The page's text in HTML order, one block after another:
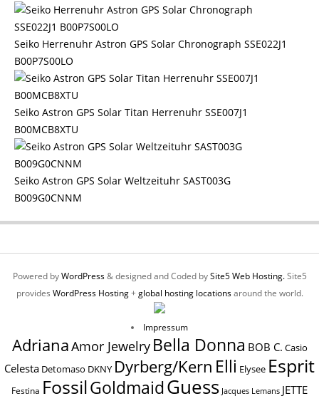
Seiko Herrenuhr Astron GPS Solar Chronograph SSE022J1
B00P7S00LO
Seiko Astron GPS Solar Titan Herrenuhr SSE007J1
B00MCB8XTU
Seiko Astron GPS Solar Weltzeituhr SAST003G
B009G0CNNM
Powered byWordPress& designed and Coded bySite5 Web Hosting.Site5
provides WordPress Hosting+global hosting locationsaround the world.
Impressum
AdrianaAmor Jewelry Bella Donna BOB C. Casio
Celesta Detomaso DKNY Dyrberg/Kern Elli Elysee Esprit
Festina FossilGoldmaidGuess Jacques Lemans JETTE